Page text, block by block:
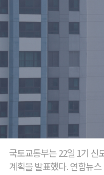
국토교통부는 22일 1기 신
계획을 발표했다. 연합뉴스